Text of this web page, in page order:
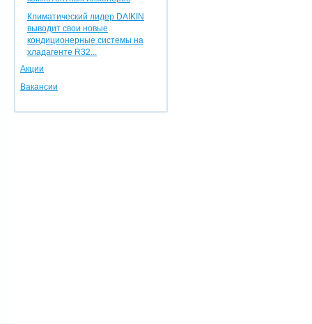
Климатический лидер DAIKIN
выводит свои новые
кондиционерные системы на
хладагенте R32...
Акции
Вакансии